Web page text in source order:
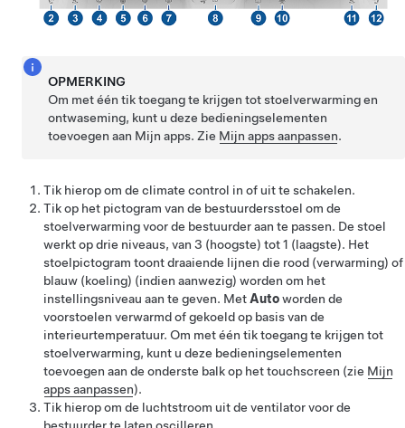
OPMERKING
Om met één tik toegang te krijgen tot stoelverwarming en
ontwaseming, kunt u deze bedieningselementen
toevoegen aan Mijn apps. Zie Mijn apps aanpassen.
Tik hierop om de climate control in of uit te schakelen.
Tik op het pictogram van de bestuurdersstoel om de
stoelverwarming voor de bestuurder aan te passen. De stoel
werkt op drie niveaus, van 3 (hoogste) tot 1 (laagste). Het
stoelpictogram toont draaiende lijnen die rood (verwarming) of
blauw (koeling) (indien aanwezig) worden om het
instellingsniveau aan te geven. MetAutoworden de
voorstoelen verwarmdof gekoeldop basis van de
interieurtemperatuur. Om met één tik toegang te krijgen tot
stoelverwarming, kunt u deze bedieningselementen
toevoegen aan de onderste balk op het touchscreen (zie Mijn
apps aanpassen).
Tik hierop om de luchtstroom uit de ventilator voor de